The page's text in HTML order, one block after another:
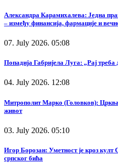
Александра Карамихалева: Једна
– између финансија, фармације и
07. July 2026. 05:08
Попадија Габријела Луга: „Рај треба
04. July 2026. 12:08
Митрополит Марко (Головков): Црква
живот
03. July 2026. 05:10
Игор Борозан: Уметност је кроз култ
српског бића